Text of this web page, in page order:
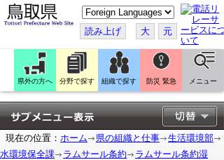
こ
の
ペ
ー
ジ
翻
訳
す
る
読み上げ 大 元
県外の方へ 分野で探す 組織で探す 防災 緊急 メニュー
現在の位置： ホーム 県の組織と仕事
生活環境部
水環境保全課
ラムサール条約
ラムサール条約湿